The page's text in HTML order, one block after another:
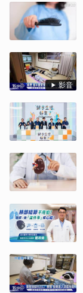
影音